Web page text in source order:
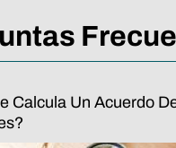
Calcula Un Acuerdo